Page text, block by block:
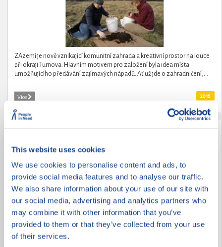
This website uses cookies
We use cookies to personalise content and ads, to
provide social media features and to analyse our traffic.
We also share information about your use of our site with
our social media, advertising and analytics partners who
may combine it with other information that you’ve
provided to them or that they’ve collected from your use
of their services.
ZAzemí je nově vznikající komunitní zahrada a kreativní prostor na louce
při okraji Turnova. Hlavním motivem pro založení byla idea místa
umožňujícího předávání zajímavých nápadů. Ať už jde o zahradničení,...
Více 2016